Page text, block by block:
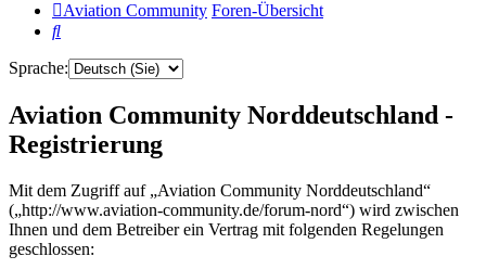
Aviation Community Foren-Übersicht
Suche
Sprache:
Aviation Community Norddeutschland -
Registrierung
Mit dem Zugriff auf „Aviation Community Norddeutschland“
(„http://www.aviation-community.de/forum-nord“) wird zwischen
Ihnen und dem Betreiber ein Vertrag mit folgenden Regelungen
geschlossen: